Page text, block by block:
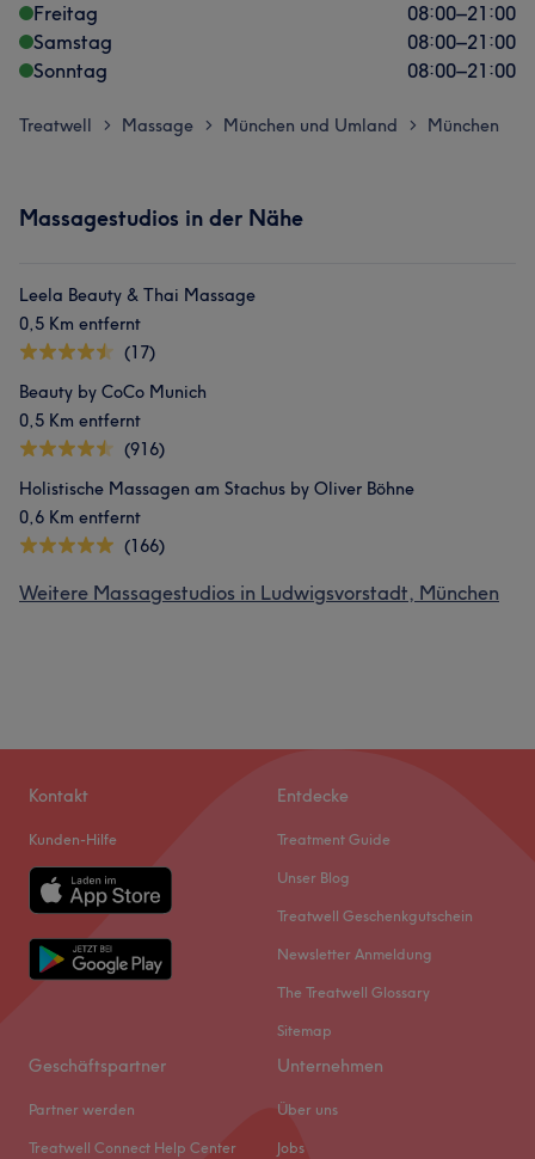
Freitag
08:00–21:00
Samstag
08:00–21:00
Sonntag
08:00–21:00
Treatwell > Massage > München und Umland > München
Massagestudios in der Nähe
Leela Beauty & Thai Massage
0,5 Km entfernt
(17)
Beauty by CoCo Munich
0,5 Km entfernt
(916)
Holistische Massagen am Stachus by Oliver Böhne
0,6 Km entfernt
(166)
Weitere Massagestudios in Ludwigsvorstadt, München
Kontakt
Kunden-Hilfe
Entdecke
Treatment Guide
Unser Blog
Treatwell Geschenkgutschein
Newsletter Anmeldung
The Treatwell Glossary
Sitemap
Geschäftspartner
Partner werden
Treatwell Connect Help Center
Unternehmen
Über uns
Jobs